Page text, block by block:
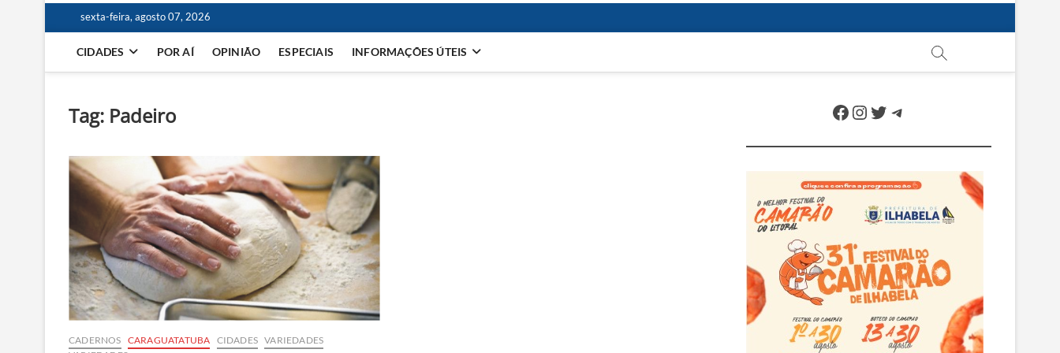
sexta-feira, agosto 07, 2026
CIDADES POR AÍ OPINIÃO ESPECIAIS INFORMAÇÕES ÚTEIS
Tag: Padeiro
CADERNOS CARAGUATATUBA CIDADES VARIEDADES
Facebook
Instagram
Twitter
Telegram